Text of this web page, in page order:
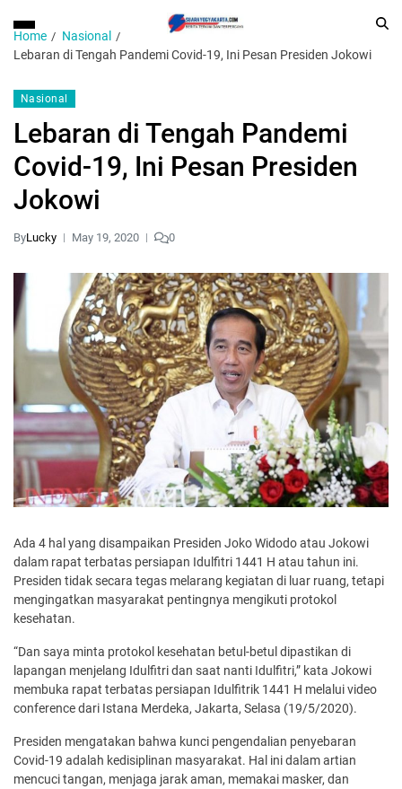
Home
Nasional
Lebaran di Tengah Pandemi Covid-19, Ini Pesan Presiden Jokowi
Nasional
Lebaran di Tengah Pandemi
Covid-19, Ini Pesan Presiden
Jokowi
ByLucky May 19, 2020 0
Ada 4 hal yang disampaikan Presiden Joko Widodo atau Jokowi
dalam rapat terbatas persiapan Idulfitri 1441 H atau tahun ini.
Presiden tidak secara tegas melarang kegiatan di luar ruang, tetapi
mengingatkan masyarakat pentingnya mengikuti protokol
kesehatan.
“Dan saya minta protokol kesehatan betul-betul dipastikan di
lapangan menjelang Idulfitri dan saat nanti Idulfitri,” kata Jokowi
membuka rapat terbatas persiapan Idulfitrik 1441 H melalui video
conference dari Istana Merdeka, Jakarta, Selasa (19/5/2020).
Presiden mengatakan bahwa kunci pengendalian penyebaran
Covid-19 adalah kedisiplinan masyarakat. Hal ini dalam artian
mencuci tangan, menjaga jarak aman, memakai masker, dan